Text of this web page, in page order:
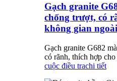
Gạch granite
chống trượt, có
không gian
Gạch granite G682
có rãnh, thích hợp
cuộc điều trachi tiết